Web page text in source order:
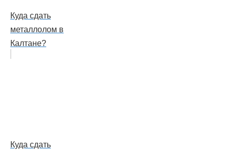
Куда сдать
металлолом в
Калтане?
Куда сдать